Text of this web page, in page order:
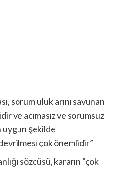
sorumluluklarını savunan
ve acımasız ve sorumsuz
uygun şekilde
çok önemlidir.”
sözcüsü, kararın “çok